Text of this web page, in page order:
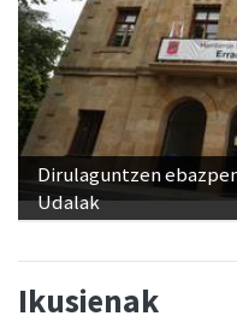
Dirulaguntzen
Udalak
Ikusienak